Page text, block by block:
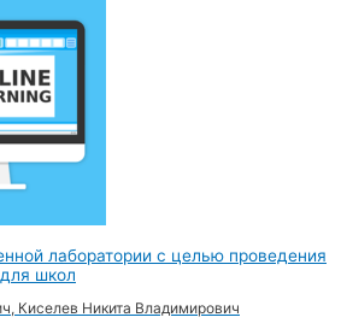
лаборатории с целью проведения
школ
Киселев Никита Владимирович